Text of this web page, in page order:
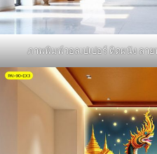
ภาพพิมพ์วอลเปเปอร์ ติดผนัง ล